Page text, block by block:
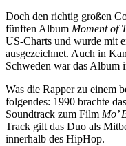
Doch den richtig großen
fünften Album Moment of
US-Charts und wurde mit
ausgezeichnet. Auch in
Schweden war das Album
Was die Rapper zu einem
folgendes: 1990 brachte
Soundtrack zum Film Mo’
Track gilt das Duo als
innerhalb des HipHop.